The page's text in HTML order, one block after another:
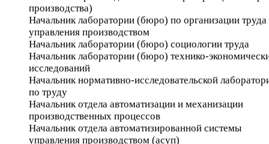
производства)
Начальник лаборатории (бюро) по организации труда
управления производством
Начальник лаборатории (бюро) социологии труда
Начальник лаборатории (бюро) технико-
исследований
Начальник нормативно-исследовательской
по труду
Начальник отдела автоматизации и механизации
производственных процессов
Начальник отдела автоматизированной системы
управления производством (асуп)